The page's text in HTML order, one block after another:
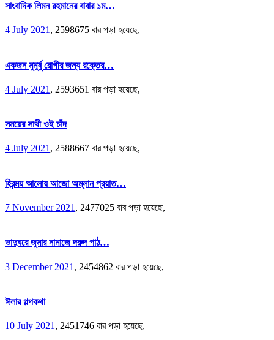
সাংবাদিক লিমন রহমানের বাবার ১ম…
4 July 2021, 2598675 বার পড়া হয়েছে,
একজন মুমূর্ষু রোগীর জন্য রক্তের…
4 July 2021 , 2593651 বার পড়া হয়েছে,
সময়ের সাথী ওই চাঁদ
4 July 2021, 2588667 বার পড়া হয়েছে,
হিরন্ময় আলোয় আজো অম্লান প্রয়াত…
7 November 2021 , 2477025 বার পড়া হয়েছে,
ভাদুঘরে জুমার নামাজে দরুদ পাঠ…
3 December 2021 , 2454862 বার পড়া হয়েছে,
ঈলার গল্পকথা
10 July 2021 , 2451746 বার পড়া হয়েছে,